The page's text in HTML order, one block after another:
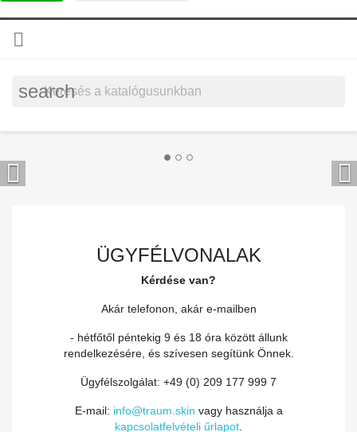

search
 
ÜGYFÉLVONALAK
Kérdése van?
Akár telefonon, akár e-mailben
- hétfőtől péntekig 9 és 18 óra között állunk
rendelkezésére, és szívesen segítünk Önnek.
Ügyfélszolgálat: +49 (0) 209 177 999 7
E-mail: info@traum.skin vagy használja a
kapcsolatfelvételi űrlapot